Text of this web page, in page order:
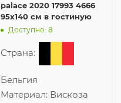
palace 2020 17993 4666
95x140 см в гостиную
Доступно: 8
Страна:
Бельгия
Материал: Вискоза